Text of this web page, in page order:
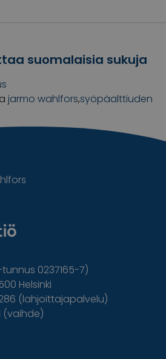
suomalaisia sukuja
jarmo wahlfors,syöpäalttiuden
0237165-7)
Helsinki
(lahjoittajapalvelu)
(vaihde)